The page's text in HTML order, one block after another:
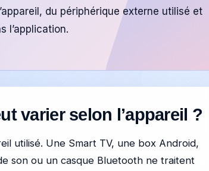
du périphérique externe utilisé et
l’application.
varier selon l’appareil ?
utilisé. Une Smart TV, une box Android,
son ou un casque Bluetooth ne traitent